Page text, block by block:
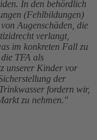
In den behördlich
(Fehlbildungen)
Augenschäden, die
verlangt,
im konkreten Fall zu
TFA als
unserer Kinder vor
der
fordern wir,
zu nehmen."